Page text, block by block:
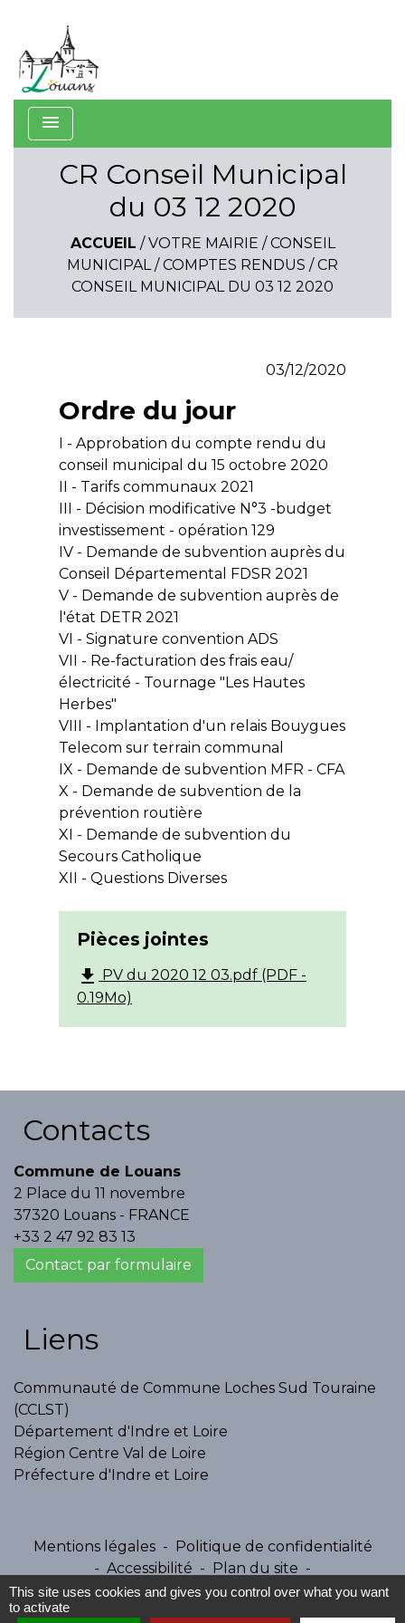
menu
CR Conseil Municipal
du 03 12 2020
ACCUEIL /VOTRE MAIRIE /CONSEIL
MUNICIPAL/COMPTES RENDUS /CR
CONSEIL MUNICIPAL DU 03 12 2020
03/12/2020
Ordre du jour
I - Approbation du compte rendu du
conseil municipal du 15 octobre 2020
II - Tarifs communaux 2021
III - Décision modificative N°3 -budget
investissement - opération 129
IV - Demande de subvention auprès du
Conseil Départemental FDSR 2021
V - Demande de subvention auprès de
l'état DETR 2021
VI - Signature convention ADS
VII - Re-facturation des frais eau/
électricité - Tournage "Les Hautes
Herbes"
VIII - Implantation d'un relais Bouygues
Telecom sur terrain communal
IX - Demande de subvention MFR - CFA
X - Demande de subvention de la
prévention routière
XI - Demande de subvention du
Secours Catholique
XII - Questions Diverses
Pièces jointes
file_download PV du 2020 12 03.pdf (PDF -
0.19Mo)
Contacts
Commune de Louans
2 Place du 11 novembre
37320 Louans - FRANCE
+33 2 47 92 83 13
Contact par formulaire
Liens
Communauté de Commune Loches Sud Touraine
(CCLST)
Département d'Indre et Loire
Région Centre Val de Loire
Préfecture d'Indre et Loire
Mentions légales - Politique de confidentialité
- Accessibilité - Plan du site -
Gestion des cookies
This site uses cookies and gives you control over what you want
to activate